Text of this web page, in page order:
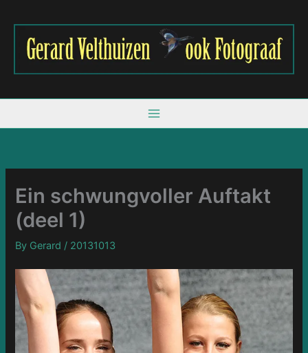
content
Ein schwungvoller Auftakt
(deel 1)
By Gerard / 20131013